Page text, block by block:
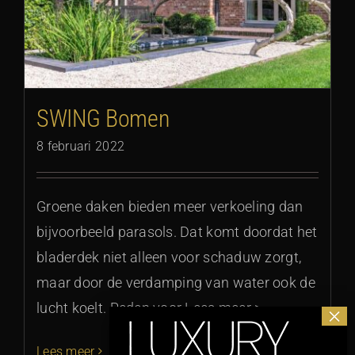
SWING Bomen
8 februari 2022
Groene daken bieden meer verkoeling dan
bijvoorbeeld parasols. Dat komt doordat het
bladerdek niet alleen voor schaduw zorgt,
maar door de verdamping van water ook de
lucht koelt. Reden voor Lees meer >
Lees meer